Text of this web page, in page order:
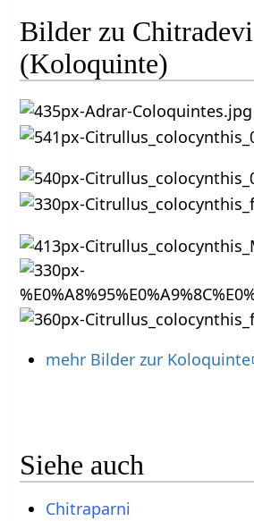
Bilder zu Chitradevi
(Koloquinte)
mehr Bilder zur Koloquinte
Siehe auch
Chitraparni